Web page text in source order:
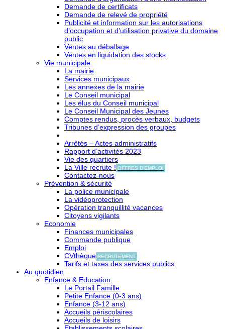
Demande de certificats
Demande de relevé de propriété
Publicité et information sur les autorisations
d’occupation et d’utilisation privative du domaine
public
Ventes au déballage
Ventes en liquidation des stocks
Vie municipale
La mairie
Services municipaux
Les annexes de la mairie
Le Conseil municipal
Les élus du Conseil municipal
Le Conseil Municipal des Jeunes
Comptes rendus, procès verbaux, budgets
Tribunes d’expression des groupes
Arrêtés – Actes administratifs
Rapport d’activités 2023
Vie des quartiers
La Ville recrute ! OFFRES D'EMPLOI
Contactez-nous
Prévention & sécurité
La police municipale
La vidéoprotection
Opération tranquillité vacances
Citoyens vigilants
Economie
Finances municipales
Commande publique
Emploi
CVthèque RECRUTEMENT
Tarifs et taxes des services publics
Au quotidien
Enfance & Education
Le Portail Famille
Petite Enfance (0-3 ans)
Enfance (3-12 ans)
Accueils périscolaires
Accueils de loisirs